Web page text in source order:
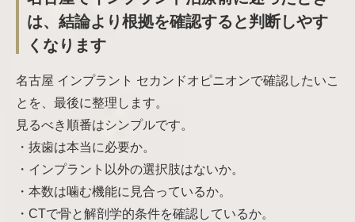
は、結論より根拠を確認すると判断しやす
くなります
名古屋 インプラント セカンドオピニオンで確認したいこ
とを、最後に整理します。
見るべき順番はシンプルです。
・抜歯は本当に必要か。
・インプラント以外の選択肢はないか。
・本数は噛む機能に見合っているか。
・CTで骨と解剖学的条件を確認しているか。